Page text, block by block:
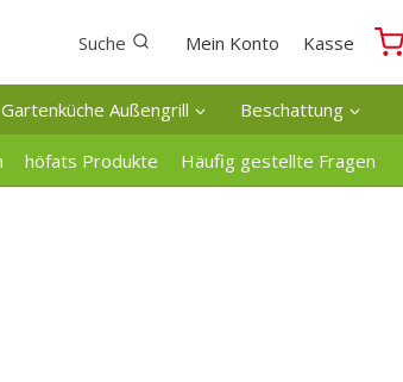
Suche Mein Konto Kasse
Gartenküche Außengrill Beschattung
höfats Produkte Häufig gestellte Fragen